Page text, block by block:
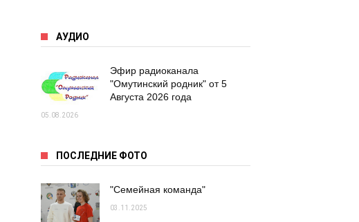
АУДИО
Эфир радиоканала
"Омутинский родник" от 5
Августа 2026 года
05.08.2026
ПОСЛЕДНИЕ ФОТО
"Семейная команда"
03.11.2025